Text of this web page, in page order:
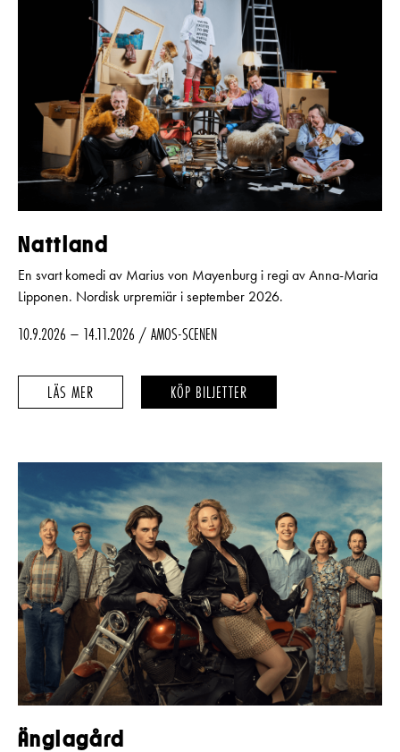
Nattland
En svart komedi av Marius von Mayenburg i regi av Anna-Maria
Lipponen. Nordisk urpremiär i september 2026.
10.9.2026 – 14.11.2026 AMOS-SCENEN
NATTLAND
–
LÄS MER NATTLAND
–
KÖP BILJETTER
Änglagård